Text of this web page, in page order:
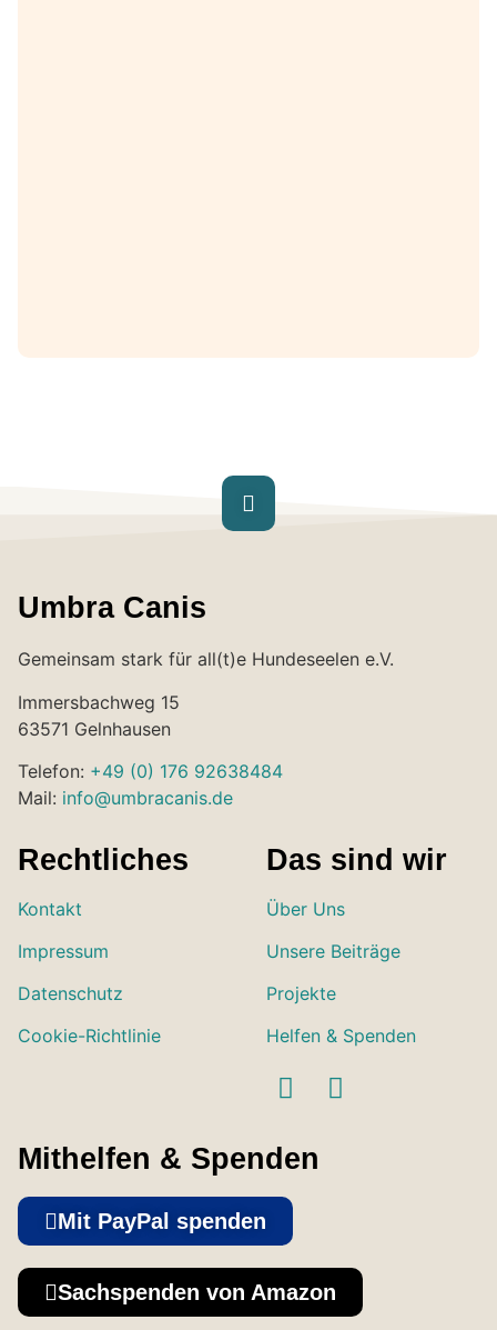
Umbra Canis
Gemeinsam stark für all(t)e Hundeseelen e.V.
Immersbachweg 15
63571 Gelnhausen
Telefon: +49 (0) 176 92638484
Mail: info@umbracanis.de
Rechtliches
Kontakt
Impressum
Datenschutz
Cookie-Richtlinie
Das sind wir
Über Uns
Unsere Beiträge
Projekte
Helfen & Spenden
Mithelfen & Spenden
Mit PayPal spenden
Sachspenden von Amazon